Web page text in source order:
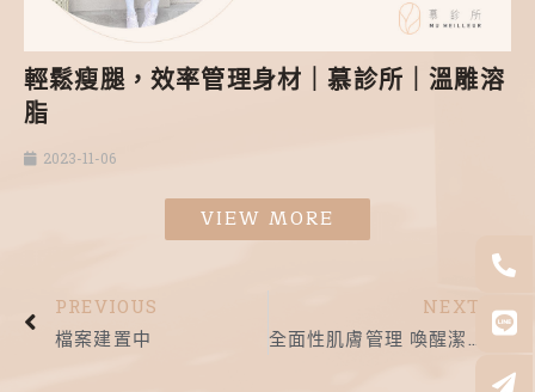
輕鬆瘦腿，效率管理身材｜慕診所｜溫雕溶
脂
2023-11-06
VIEW MORE
PREVIOUS
檔案建置中
NEXT